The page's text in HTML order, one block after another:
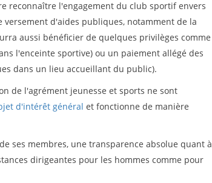
reconnaître l'engagement du club sportif envers
d'aides publiques, notamment de la
aussi bénéficier de quelques privilèges comme
l'enceinte sportive) ou un paiement allégé des
dans un lieu accueillant du public).
de l'agrément jeunesse et sports ne sont
d'intérêt général et fonctionne de manière
ses membres, une transparence absolue quant à
dirigeantes pour les hommes comme pour